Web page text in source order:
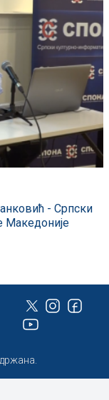
- Српски
Македоније